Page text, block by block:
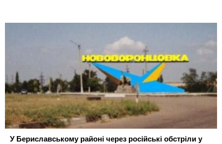
У Бериславському районі через російські обстріли у